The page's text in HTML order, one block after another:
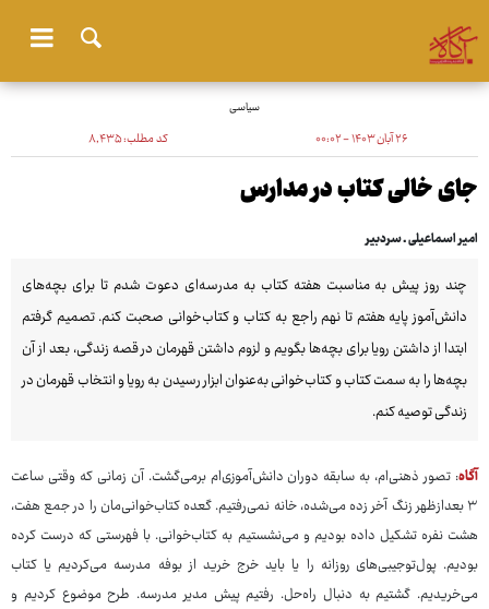
سیاسی
۲۶ آبان ۱۴۰۳ - ۰۰:۰۲ کد مطلب:۸٬۴۳۵
جای خالی کتاب در مدارس
امیر اسماعیلی ـ سردبیر
چند روز پیش به مناسبت هفته کتاب به مدرسه‌ای دعوت شدم تا برای بچه‌های
دانش‌آموز پایه هفتم تا نهم راجع به کتاب و کتاب‌خوانی صحبت کنم. تصمیم گرفتم
ابتدا از داشتن رویا برای بچه‌ها بگویم و لزوم داشتن قهرمان در قصه زندگی، بعد از آن
بچه‌ها را به سمت کتاب و کتاب‌خوانی به‌عنوان ابزار رسیدن به رویا و انتخاب قهرمان در
زندگی توصیه کنم.
آگاه: تصور ذهنی‌ام، به سابقه دوران دانش‌آموزی‌ام برمی‌گشت. آن زمانی که وقتی ساعت
۳ بعدازظهر زنگ آخر زده می‌شده، خانه نمی‌رفتیم. گعده کتاب‌خوانی‌مان را در جمع هفت،
هشت نفره تشکیل داده بودیم و می‌نشستیم به کتاب‌خوانی. با فهرستی که درست کرده
بودیم. پول‌توجیبی‌های روزانه را یا باید خرج خرید از بوفه مدرسه می‌کردیم یا کتاب
می‌خریدیم. گشتیم به دنبال راه‌حل. رفتیم پیش مدیر مدرسه. طرح موضوع کردیم و